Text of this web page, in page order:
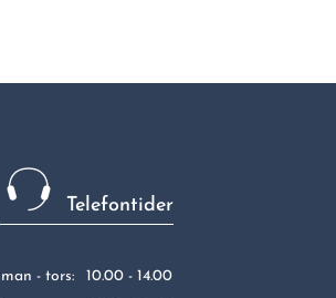
Telefontider
man - tors: 10.00 - 14.00